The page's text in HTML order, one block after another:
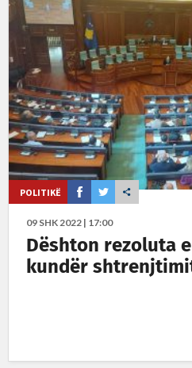
POLITIKË
09 SHK 2022 | 17:00
Dështon rezoluta
kundër